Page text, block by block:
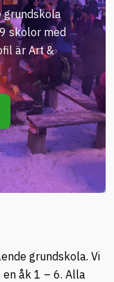
grundskola
skolor med
är Art &
grundskola. Vi
åk 1 – 6. Alla